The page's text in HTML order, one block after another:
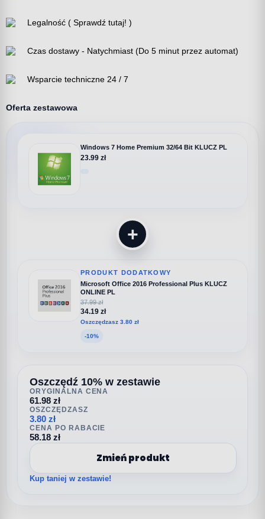
Legalność ( Sprawdź tutaj! )
Czas dostawy - Natychmiast (Do 5 minut przez automat)
Wsparcie techniczne 24 / 7
Oferta zestawowa
Windows 7 Home Premium 32/64 Bit KLUCZ PL
23.99 zł
+
PRODUKT DODATKOWY
Microsoft Office 2016 Professional Plus KLUCZ
ONLINE PL
37.99 zł
34.19 zł
Oszczędzasz 3.80 zł
-10%
Oszczędź 10% w zestawie
ORYGINALNA CENA
61.98 zł
OSZCZĘDZASZ
3.80 zł
CENA PO RABACIE
58.18 zł
Zmień produkt
Kup taniej w zestawie!